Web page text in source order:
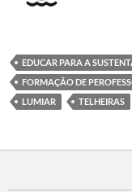
EDUCAR PARA A
FORMAÇÃO DE
LUMIAR
TELHEIRAS